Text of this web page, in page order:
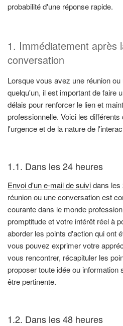
probabilité d'une réponse rapide.
1. Immédiatement après
conversation
Lorsque vous avez une réunion
quelqu'un, il est important de faire
délais pour renforcer le lien et
professionnelle. Voici les
l'urgence et de la nature de
1.1. Dans les 24 heures
Envoi d'un e-mail de suividans les
réunion ou une conversation est
courante dans le monde
promptitude et votre intérêt réel à
aborder les points d'action qui ont
vous pouvez exprimer votre
vous rencontrer, récapituler les
proposer toute idée ou information
être pertinente.
1.2. Dans les 48 heures